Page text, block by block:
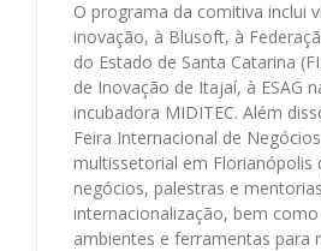
O programa da comitiva inclui
inovação, à Blusoft, à
do Estado de Santa Catarina
de Inovação de Itajaí, à ESAG
incubadora MIDITEC. Além
Feira Internacional de
multissetorial em Florianópolis
negócios, palestras e
internacionalização, bem
ambientes e ferramentas para